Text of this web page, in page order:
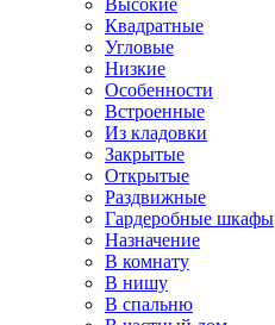
Высокие
Квадратные
Угловые
Низкие
Особенности
Встроенные
Из кладовки
Закрытые
Открытые
Раздвижные
Гардеробные шкафы
Назначение
В комнату
В нишу
В спальню